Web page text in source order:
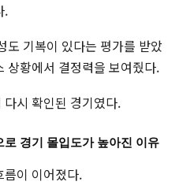
.
도 기복이 있다는 평가를 받았
상황에서 결정력을 보여줬다.
시 확인된 경기였다.
경기 몰입도가 높아진 이유
름이 이어졌다.